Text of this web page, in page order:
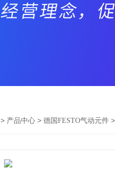
> 产品中心 > 德国FESTO气动元件 >